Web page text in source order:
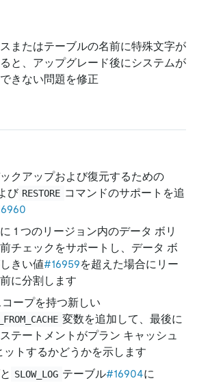
またはテーブルの名前に特殊文字が
と、アップグレード後にシステムが
きない問題を修正
クアップおよび復元するための
び RESTORE コマンドのサポートを追
1 つのリージョン内のデータ ボリ
チェックをサポートし、データ ボ
きい値#16959を超えた場合にリー
に分割します
コープを持つ新しい
変数を追加して、最後に
テートメントがプラン キャッシュ
ットするかどうかを示します
SLOW_LOG テーブル#16904に